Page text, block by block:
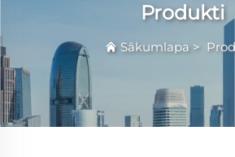
Produkti
Sākumlapa>